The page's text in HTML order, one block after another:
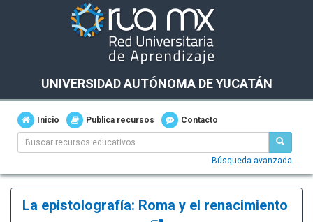
UNIVERSIDAD AUTÓNOMA DE YUCATÁN
Inicio Publica recursos Contacto
Búsqueda avanzada
La epistolografía: Roma y el renacimiento